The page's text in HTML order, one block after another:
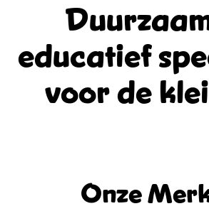
educatief
voor de
Onze